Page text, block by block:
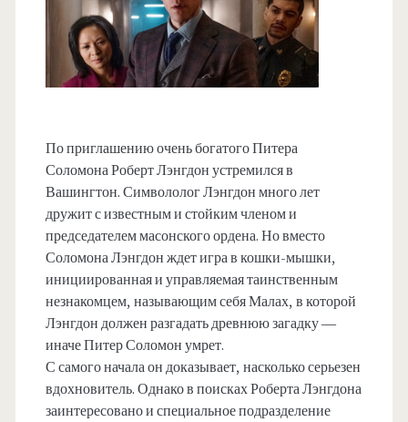
По приглашению очень богатого Питера
Соломона Роберт Лэнгдон устремился в
Вашингтон. Символолог Лэнгдон много лет
дружит с известным и стойким членом и
председателем масонского ордена. Но вместо
Соломона Лэнгдон ждет игра в кошки-мышки,
инициированная и управляемая таинственным
незнакомцем, называющим себя Малах, в которой
Лэнгдон должен разгадать древнюю загадку —
иначе Питер Соломон умрет.
С самого начала он доказывает, насколько серьезен
вдохновитель. Однако в поисках Роберта Лэнгдона
заинтересовано и специальное подразделение